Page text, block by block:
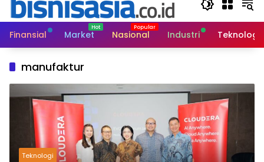
Finansial Market Nasional Industri Teknologi
manufaktur
Teknologi